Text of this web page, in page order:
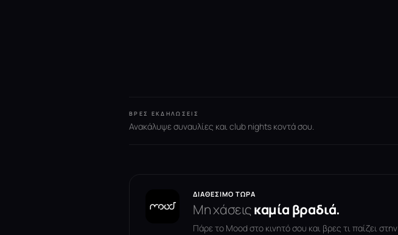
ΒΡΕΣ ΕΚΔΗΛΏΣΕΙΣ
Ανακάλυψε συναυλίες και club nights κοντά σου.
ΔΙΑΘΈΣΙΜΟ ΤΏΡΑ
Μη χάσειςκαμία βραδιά.
Πάρε το Mood στο κινητό σου και βρες τι παίζει στην